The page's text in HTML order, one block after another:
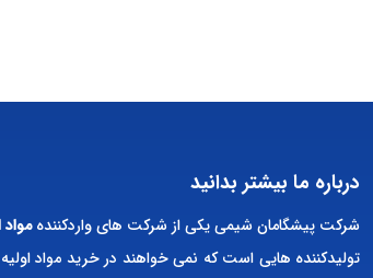
درباره ما بیشتر بدانید
شرکت پیشگامان شیمی یکی از شرکت های واردکننده
تولیدکننده هایی است که نمی خواهند در خرید مواد